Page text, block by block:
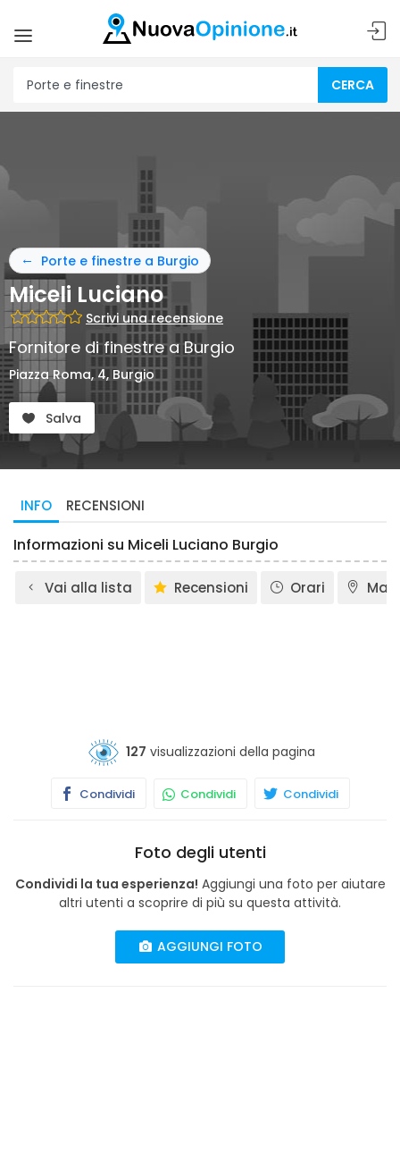
CERCA
Porte e finestre a Burgio
Miceli Luciano
Scrivi una recensione
Fornitore di finestre a Burgio
Piazza Roma, 4, Burgio
Salva
INFO RECENSIONI
Informazioni su Miceli Luciano Burgio
Vai alla lista Recensioni Orari
127 visualizzazioni della pagina
Condividi Condividi Condividi
Foto degli utenti
Condividi la tua esperienza! Aggiungi una foto per aiutare
altri utenti a scoprire di più su questa attività.
AGGIUNGI FOTO